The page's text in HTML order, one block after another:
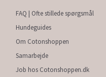
FAQ | Ofte stillede spørgsmål
Hundeguides
Om Cotonshoppen
Samarbejde
Job hos Cotonshoppen.dk